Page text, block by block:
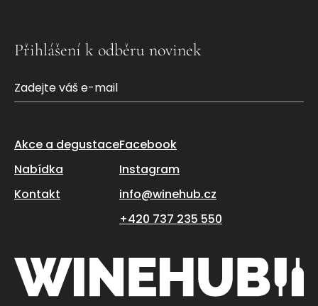
Přihlášení k odběru novinek
Akce a degustace
Nabídka
Kontakt
Facebook
Instagram
info@winehub.cz
+420 737 235 550